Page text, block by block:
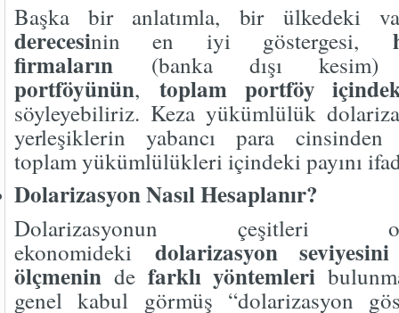
Başka bir anlatımla, bir ülkedeki
derecesinin en iyi göstergesi,
firmaların (banka dışı
portföyünün, toplam portföy
söyleyebiliriz. Keza yükümlülük
yerleşiklerin yabancı para cinsinden
toplam yükümlülükleri içindeki payını
Dolarizasyon Nasıl Hesaplanır?
Dolarizasyonun çeşitleri
ekonomidekidolarizasyon
ölçmenindefarklı yöntemleri
genel kabul görmüş “dolarizasyon